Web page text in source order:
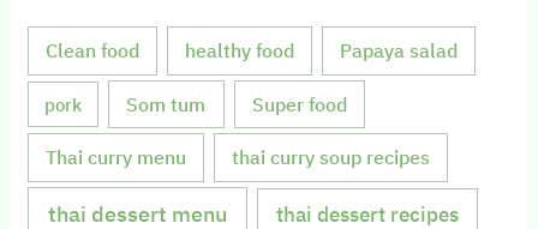
Clean food healthy food Papaya salad
pork Som tum Super food
Thai curry menu thai curry soup recipes
thai dessert menu thai dessert recipes